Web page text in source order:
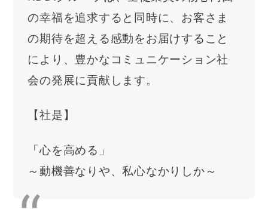
の幸福を追求すると同時に、お客さま
の期待を超える感動をお届けすること
により、豊かなコミュニケーション社
会の発展に貢献します。
【社是】
「心を高める」
～動機善なりや、私心なかりしか～